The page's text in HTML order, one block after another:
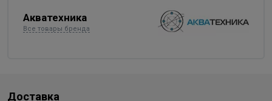
Акватехника
Все товары бренда
Доставка